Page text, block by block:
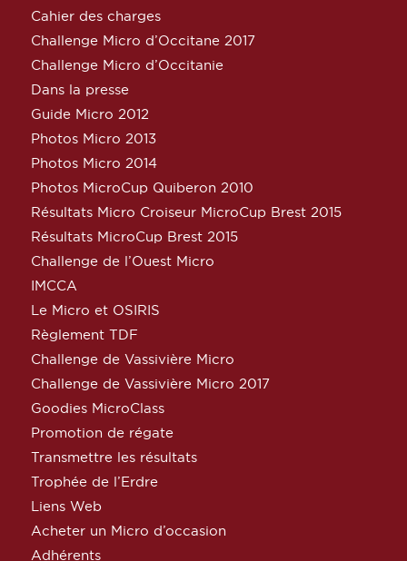
Cahier des charges
Challenge Micro d’Occitane 2017
Challenge Micro d’Occitanie
Dans la presse
Guide Micro 2012
Photos Micro 2013
Photos Micro 2014
Photos MicroCup Quiberon 2010
Résultats Micro Croiseur MicroCup Brest 2015
Résultats MicroCup Brest 2015
Challenge de l’Ouest Micro
IMCCA
Le Micro et OSIRIS
Règlement TDF
Challenge de Vassivière Micro
Challenge de Vassivière Micro 2017
Goodies MicroClass
Promotion de régate
Transmettre les résultats
Trophée de l’Erdre
Liens Web
Acheter un Micro d’occasion
Adhérents